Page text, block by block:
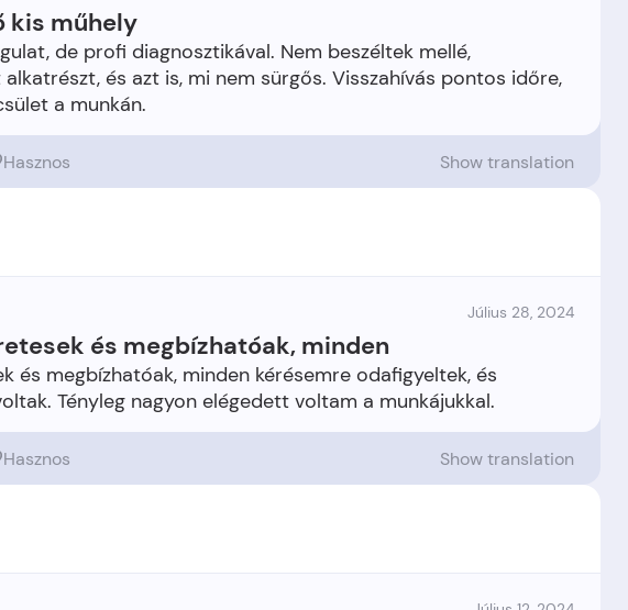
kis műhely
de profi diagnosztikával. Nem beszéltek mellé,
és azt is, mi nem sürgős. Visszahívás pontos időre,
Hasznos Show translation
Július 28, 2024
és megbízhatóak, minden
és megbízhatóak, minden kérésemre odafigyeltek, és
Hasznos Show translation